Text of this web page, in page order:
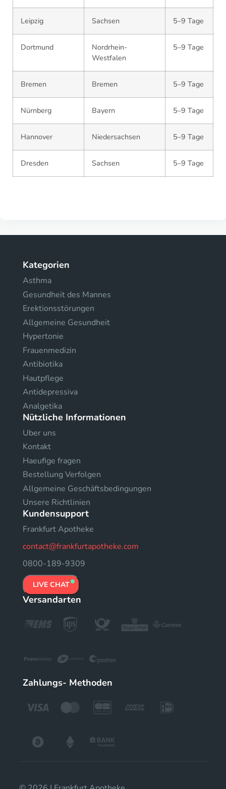
Leipzig Sachsen 5–9 Tage
Dortmund
Nordrhein-
Westfalen
5–9 Tage
Bremen Bremen 5–9 Tage
Nürnberg Bayern 5–9 Tage
Hannover Niedersachsen 5–9 Tage
Dresden Sachsen 5–9 Tage
Kategorien
Asthma
Gesundheit des Mannes
Erektionsstörungen
Allgemeine Gesundheit
Hypertonie
Frauenmedizin
Antibiotika
Hautpflege
Antidepressiva
Analgetika
Nützliche Informationen
Uber uns
Kontakt
Haeufige fragen
Bestellung Verfolgen
Allgemeine Geschäftsbedingungen
Unsere Richtlinien
Kundensupport
Frankfurt Apotheke
contact@frankfurtapotheke.com
0800-189-9309
LIVE CHAT
Versandarten
Zahlungs- Methoden